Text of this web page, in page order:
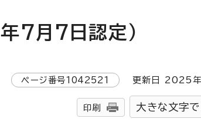
7月7日認定）
ページ番号1042521 更新日 2025 年
印刷 大きな文字で